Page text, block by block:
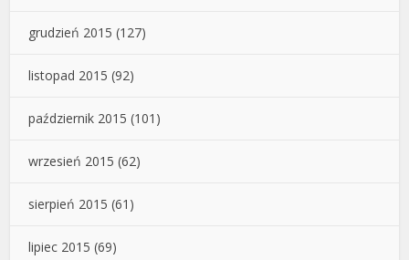
grudzień 2015 (127)
listopad 2015 (92)
październik 2015 (101)
wrzesień 2015 (62)
sierpień 2015 (61)
lipiec 2015 (69)